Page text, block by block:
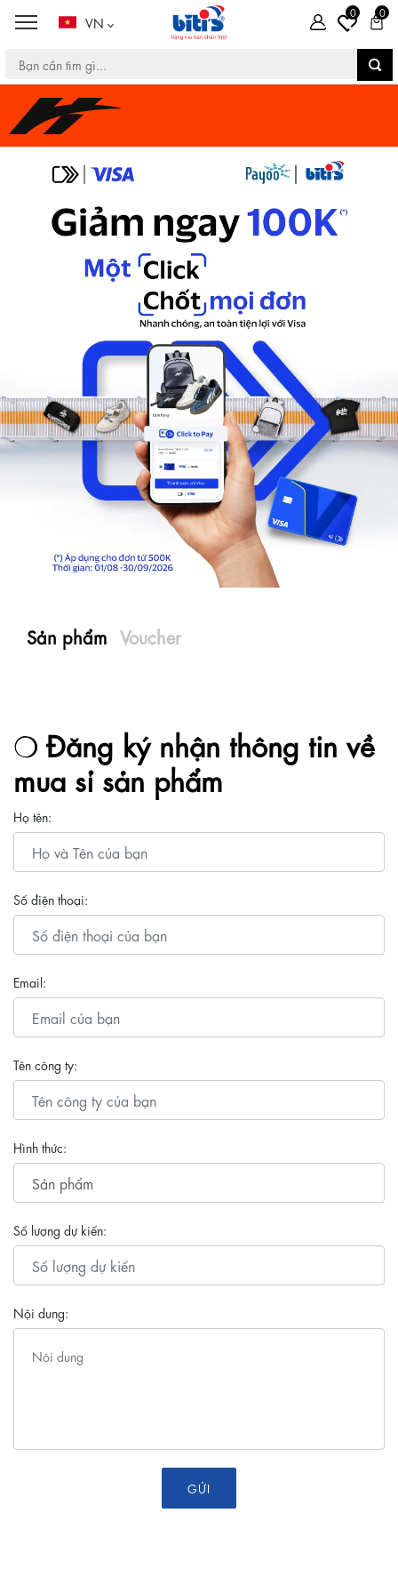
VN
0 0
Sản phẩm Voucher
Đăng ký nhận thông tin về
mua sỉ sản phẩm
Họ tên:
Số điện thoại:
Email:
Tên công ty:
Hình thức:
Số lượng dự kiến:
Nội dung:
GỬI